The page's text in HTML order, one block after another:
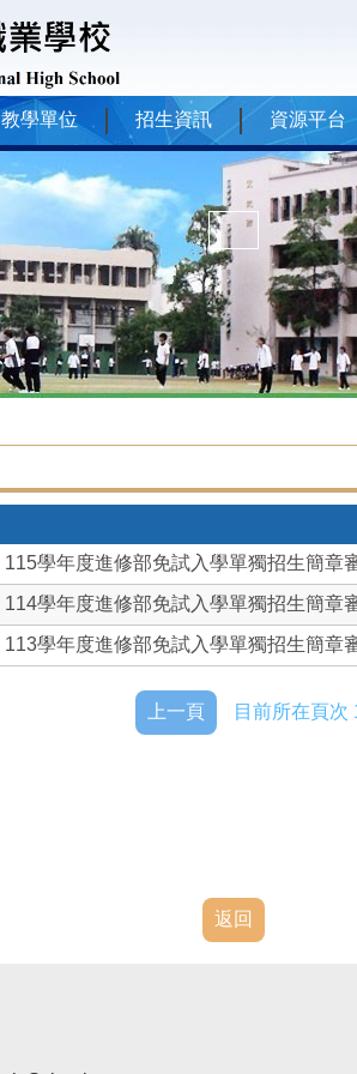
教學單位 招生資訊 資源平台
115學年度進修部免試入學單獨招生簡章
114學年度進修部免試入學單獨招生簡章
113學年度進修部免試入學單獨招生簡章
上一頁 目前所在頁次
返回